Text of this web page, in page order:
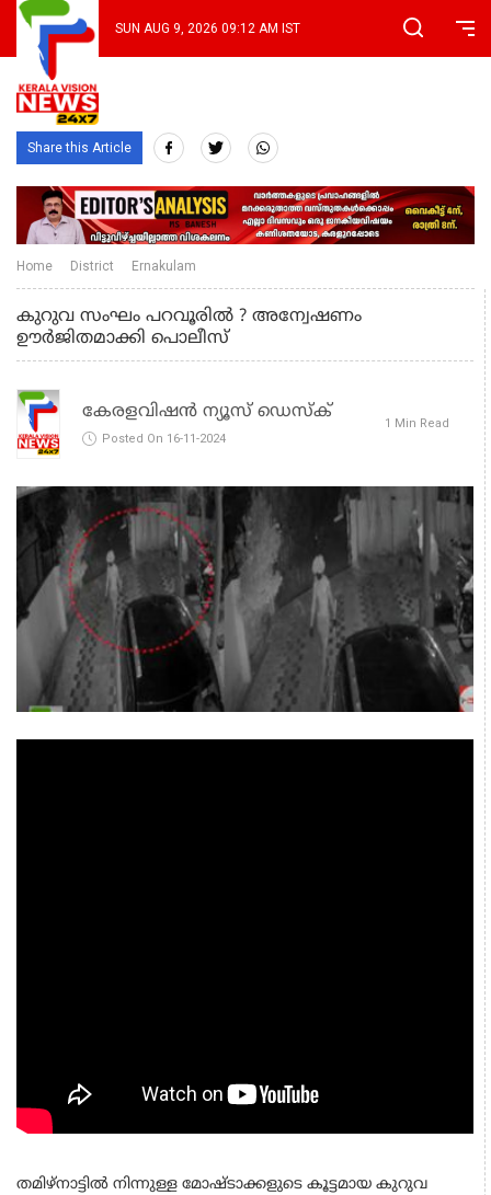
SUN AUG 9, 2026 09:12 AM IST
Share this Article
Home District Ernakulam
കുറുവ സംഘം പറവൂരില്‍ ? അന്വേഷണം
ഊര്‍ജിതമാക്കി പൊലീസ്
കേരളവിഷൻ ന്യൂസ് ഡെസ്‌ക്
Posted On 16-11-2024
1 Min Read
തമിഴ്‌നാട്ടില്‍ നിന്നുള്ള മോഷ്ടാക്കളുടെ കൂട്ടമായ കുറുവ